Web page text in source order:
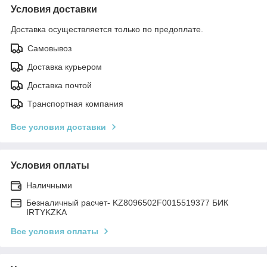
Условия доставки
Доставка осуществляется только по предоплате.
Самовывоз
Доставка курьером
Доставка почтой
Транспортная компания
Все условия доставки
Условия оплаты
Наличными
Безналичный расчет- KZ8096502F0015519377 БИК
IRTYKZKA
Все условия оплаты